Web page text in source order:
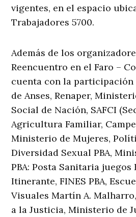
vigentes, en el espacio
Trabajadores 5700.
Además de los
Reencuentro en el Faro –
cuenta con la
de Anses, Renaper,
Social de Nación, SAFCI
Agricultura Familiar,
Ministerio de Mujeres,
Diversidad Sexual PBA,
PBA: Posta Sanitaria
Itinerante, FINES PBA,
Visuales Martín A.
a la Justicia, Ministerio de